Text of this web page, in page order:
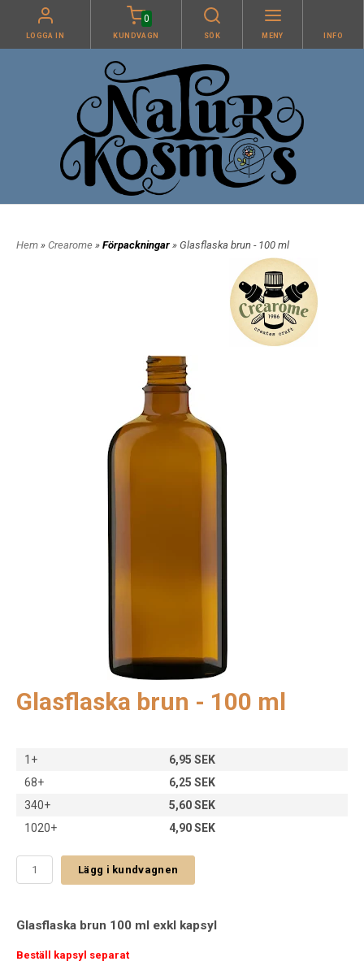
LOGGA IN
0
KUNDVAGN SÖK MENY INFO
Hem » Crearome » Förpackningar » Glasflaska brun - 100 ml
Glasflaska brun - 100 ml
1+
6,95 SEK
68+
6,25 SEK
340+
5,60 SEK
1020+
4,90 SEK
Lägg i kundvagnen
Glasflaska brun 100 ml exkl kapsyl
Beställ kapsyl separat